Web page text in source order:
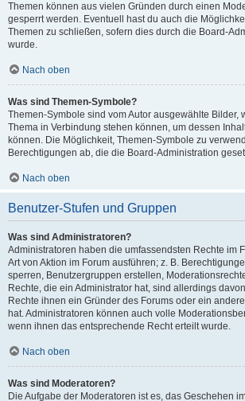
Themen können aus vielen Gründen durch einen
gesperrt werden. Eventuell hast du auch die
Themen zu schließen, sofern dies durch die Board-
wurde.
Nach oben
Was sind Themen-Symbole?
Themen-Symbole sind vom Autor ausgewählte Bilder,
Thema in Verbindung stehen können, um dessen
können. Die Möglichkeit, Themen-Symbole zu
Berechtigungen ab, die die Board-Administration
Nach oben
Benutzer-Stufen und Gruppen
Was sind Administratoren?
Administratoren haben die umfassendsten Rechte im
Art von Aktion im Forum ausführen; z. B.
sperren, Benutzergruppen erstellen,
Rechte, die ein Administrator hat, sind allerdings
Rechte ihnen ein Gründer des Forums oder ein
hat. Administratoren können auch volle
wenn ihnen das entsprechende Recht erteilt wurde.
Nach oben
Was sind Moderatoren?
Die Aufgabe der Moderatoren ist es, das Geschehen